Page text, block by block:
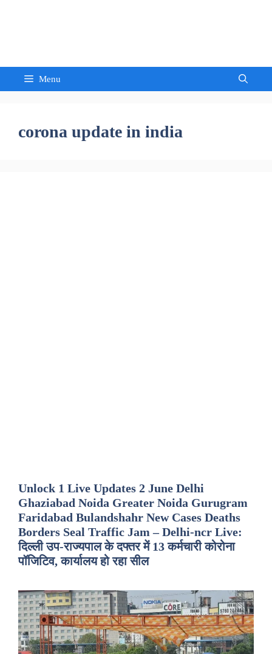
Menu
corona update in india
Unlock 1 Live Updates 2 June Delhi
Ghaziabad Noida Greater Noida Gurugram
Faridabad Bulandshahr New Cases Deaths
Borders Seal Traffic Jam – Delhi-ncr Live:
दिल्ली उप-राज्यपाल के दफ्तर में 13 कर्मचारी कोरोना
पॉजिटिव, कार्यालय हो रहा सील